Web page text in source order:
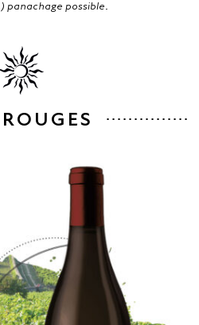
panachage possible.